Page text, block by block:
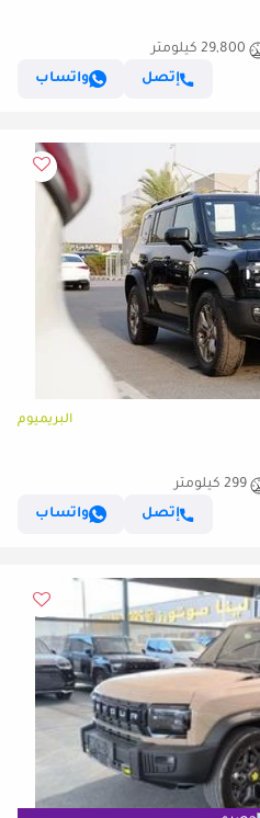
29,800 كيلومتر
إتصل
واتساب
البريميوم
299 كيلومتر
إتصل
واتساب